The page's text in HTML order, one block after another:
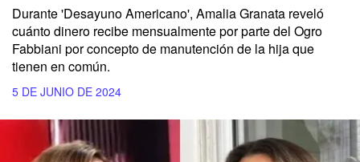
Durante'Desayuno Americano', Amalia Granata reveló
cuánto dinero recibe mensualmente por parte del Ogro
Fabbiani por concepto de manutención de la hija que
tienen en común.
5 DE JUNIO DE 2024